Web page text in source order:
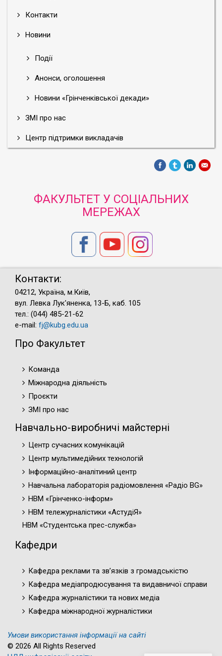
Контакти
Новини
Події
Анонси, оголошення
Новини «Грінченківської декади»
ЗМІ про нас
Центр підтримки викладачів
ФАКУЛЬТЕТ У СОЦІАЛЬНИХ
МЕРЕЖАХ
Контакти:
04212, Україна, м.Київ,
вул. Левка Лук'яненка, 13-Б, каб. 105
тел.: (044) 485-21-62
e-mail: fj@kubg.edu.ua
Про Факультет
Команда
Міжнародна діяльність
Проєкти
ЗМІ про нас
Навчально-виробничі майстерні
Центр сучасних комунікацій
Центр мультимедійних технологій
Інформаційно-аналітиний центр
Навчальна лабораторія радіомовлення «Радіо BG»
НВМ «Грінченко-інформ»
НВМ тележурналістики «АстудіЯ»
НВМ «Студентська прес-служба»
Кафедри
Кафедра реклами та зв’язків з громадськістю
Кафедра медіапродюсування та видавничої справи
Кафедра журналістики та нових медіа
Кафедра міжнародної журналістики
Умови використання інформації на сайті
© 2026 All Rights Reserved